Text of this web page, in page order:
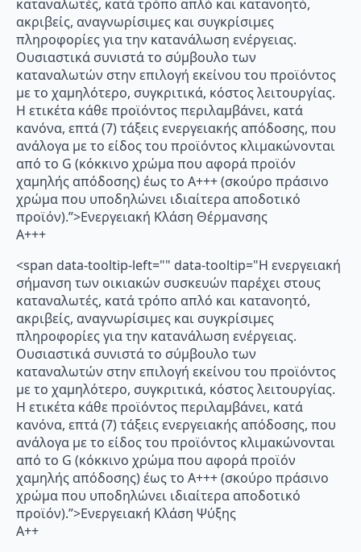
καταναλωτές, κατά τρόπο απλό και κατανοητό,
ακριβείς, αναγνωρίσιμες και συγκρίσιμες
πληροφορίες για την κατανάλωση ενέργειας.
Ουσιαστικά συνιστά το σύμβουλο των
καταναλωτών στην επιλογή εκείνου του προϊόντος
με το χαμηλότερο, συγκριτικά, κόστος λειτουργίας.
Η ετικέτα κάθε προϊόντος περιλαμβάνει, κατά
κανόνα, επτά (7) τάξεις ενεργειακής απόδοσης, που
ανάλογα με το είδος του προϊόντος κλιμακώνονται
από το G (κόκκινο χρώμα που αφορά προϊόν
χαμηλής απόδοσης) έως το Α+++ (σκούρο πράσινο
χρώμα που υποδηλώνει ιδιαίτερα αποδοτικό
προϊόν).”>Ενεργειακή Κλάση Θέρμανσης
A+++
<span data-tooltip-left="" data-tooltip="Η ενεργειακή
σήμανση των οικιακών συσκευών παρέχει στους
καταναλωτές, κατά τρόπο απλό και κατανοητό,
ακριβείς, αναγνωρίσιμες και συγκρίσιμες
πληροφορίες για την κατανάλωση ενέργειας.
Ουσιαστικά συνιστά το σύμβουλο των
καταναλωτών στην επιλογή εκείνου του προϊόντος
με το χαμηλότερο, συγκριτικά, κόστος λειτουργίας.
Η ετικέτα κάθε προϊόντος περιλαμβάνει, κατά
κανόνα, επτά (7) τάξεις ενεργειακής απόδοσης, που
ανάλογα με το είδος του προϊόντος κλιμακώνονται
από το G (κόκκινο χρώμα που αφορά προϊόν
χαμηλής απόδοσης) έως το Α+++ (σκούρο πράσινο
χρώμα που υποδηλώνει ιδιαίτερα αποδοτικό
προϊόν).”>Ενεργειακή Κλάση Ψύξης
A++